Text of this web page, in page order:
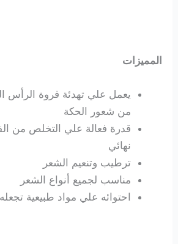
المميزات
يعمل علي تهدئة فروة الرأس
من شعور الحكة
قدرة فعالة علي التخلص من
نهائي
ترطيب وتنعيم الشعر
مناسب لجميع أنواع الشعر
احتوائه علي مواد طبيعية